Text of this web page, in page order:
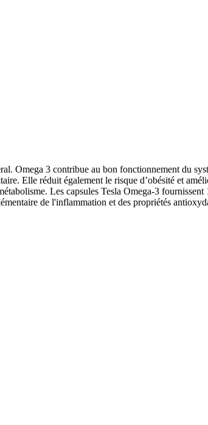
Omega 3 contribue au bon fonctionnement du
Elle réduit également le risque d’obésité et
Les capsules Tesla Omega-3
de l'inflammation et des propriétés